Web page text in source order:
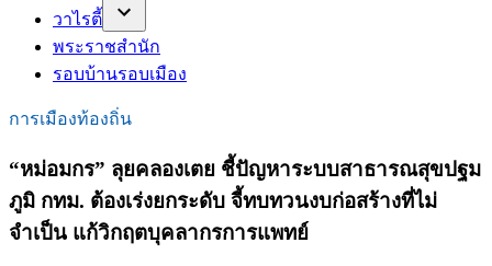
วาไรตี้
พระราชสำนัก
รอบบ้านรอบเมือง
การเมืองท้องถิ่น
“หม่อมกร” ลุยคลองเตย ชี้ปัญหาระบบสาธารณสุขปฐม
ภูมิ กทม. ต้องเร่งยกระดับ จี้ทบทวนงบก่อสร้างที่ไม่
จำเป็น แก้วิกฤตบุคลากรการแพทย์